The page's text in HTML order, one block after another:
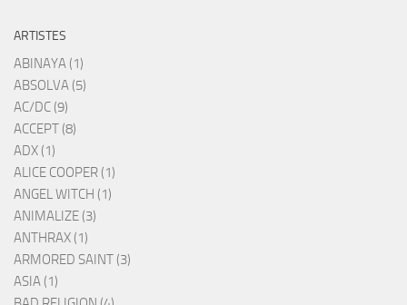
ARTISTES
ABINAYA (1)
ABSOLVA (5)
AC/DC (9)
ACCEPT (8)
ADX (1)
ALICE COOPER (1)
ANGEL WITCH (1)
ANIMALIZE (3)
ANTHRAX (1)
ARMORED SAINT (3)
ASIA (1)